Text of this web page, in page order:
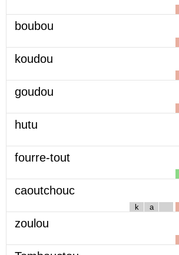
boubou
koudou
goudou
hutu
fourre-tout
caoutchouc
k a
zoulou